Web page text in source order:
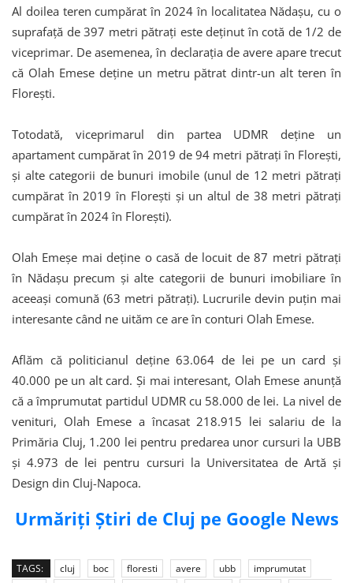
Al doilea teren cumpărat în 2024 în localitatea Nădașu, cu o
suprafață de 397 metri pătrați este deținut în cotă de 1/2 de
viceprimar. De asemenea, în declarația de avere apare trecut
că Olah Emese deține un metru pătrat dintr-un alt teren în
Florești.
Totodată, viceprimarul din partea UDMR deține un
apartament cumpărat în 2019 de 94 metri pătrați în Florești,
și alte categorii de bunuri imobile (unul de 12 metri pătrați
cumpărat în 2019 în Florești și un altul de 38 metri pătrați
cumpărat în 2024 în Florești).
Olah Emeșe mai deține o casă de locuit de 87 metri pătrați
în Nădașu precum și alte categorii de bunuri imobiliare în
aceeași comună (63 metri pătrați). Lucrurile devin puțin mai
interesante când ne uităm ce are în conturi Olah Emese.
Aflăm că politicianul deține 63.064 de lei pe un card și
40.000 pe un alt card. Și mai interesant, Olah Emese anunță
că a împrumutat partidul UDMR cu 58.000 de lei. La nivel de
venituri, Olah Emese a încasat 218.915 lei salariu de la
Primăria Cluj, 1.200 lei pentru predarea unor cursuri la UBB
și 4.973 de lei pentru cursuri la Universitatea de Artă și
Design din Cluj-Napoca.
Urmăriți Știri de Cluj pe Google News
TAGS: cluj boc floresti avere ubb
imprumutat